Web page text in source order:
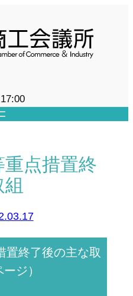
重点措置終
置終了後の主な取
ジ）